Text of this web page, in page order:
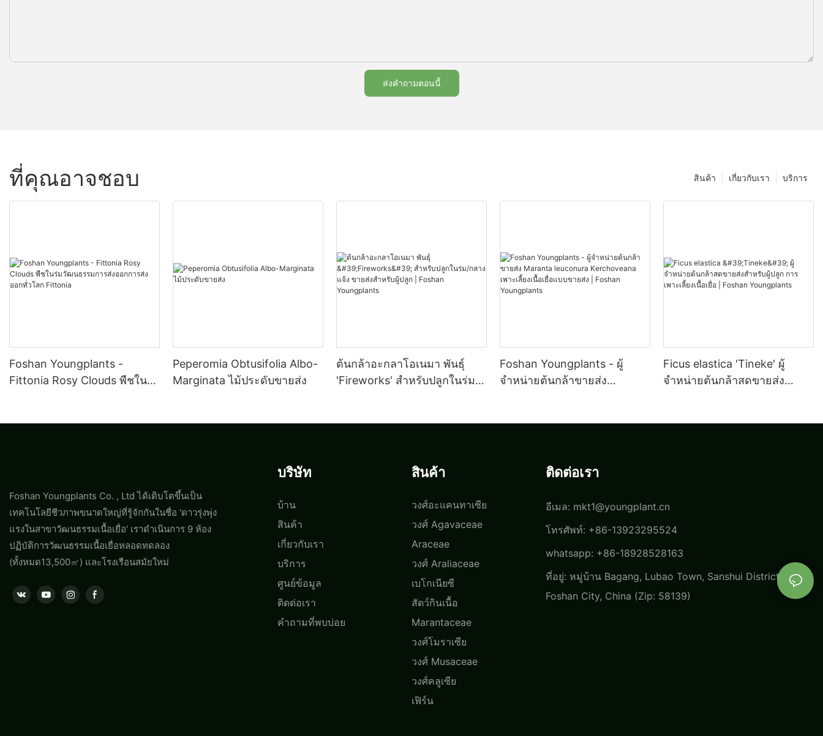
ส่งคำถามตอนนี้
ที่คุณอาจชอบ บริการ
เกี่ยวกับเรา
สินค้า
Foshan Youngplants -
Fittonia Rosy Clouds พืชใน
Peperomia Obtusifolia Albo-
Marginata ไม้ประดับขายส่ง
ต้นกล้าอะกลาโอเนมา พันธุ์
'Fireworks' สำหรับปลูกในร่ม/
Foshan Youngplants - ผู้
จำหน่ายต้นกล้าขายส่ง
Ficus elastica 'Tineke' ผู้
จำหน่ายต้นกล้าสดขายส่ง
Foshan Youngplants Co. , Ltd ได้เติบโตขึ้นเป็น
เทคโนโลยีชีวภาพขนาดใหญ่ที่รู้จักกันในชื่อ 'ดาวรุ่งพุ่ง
แรงในสาขาวัฒนธรรมเนื้อเยื่อ' เราดำเนินการ 9 ห้อง
ปฏิบัติการวัฒนธรรมเนื้อเยื่อหลอดทดลอง
(ทั้งหมด13,500㎡) และโรงเรือนสมัยใหม่
บริษัท
บ้าน
สินค้า
เกี่ยวกับเรา
บริการ
ศูนย์ข้อมูล
ติดต่อเรา
คำถามที่พบบ่อย
สินค้า
วงศ์อะแคนทาเซีย
วงศ์ Agavaceae
Araceae
วงศ์ Araliaceae
เบโกเนียซี
สัตว์กินเนื้อ
Marantaceae
วงศ์โมราเซีย
วงศ์ Musaceae
วงศ์คลูเซีย
เฟิร์น
ติดต่อเรา
อีเมล: mkt1@youngplant.cn
โทรศัพท์: +86-13923295524
whatsapp: +86-18928528163
ที่อยู่: หมู่บ้าน Bagang, Lubao Town, Sanshui District,
Foshan City, China (Zip: 58139)